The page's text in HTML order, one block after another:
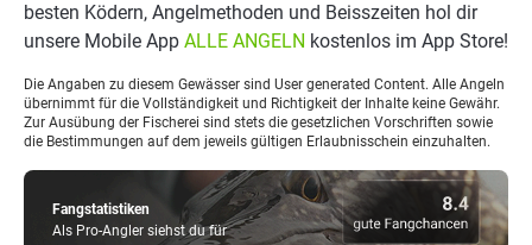
Fangstatistiken
Als Pro-Angler siehst du für
besten Ködern, Angelmethoden und Beisszeiten hol dir
unsere Mobile App ALLE ANGELN kostenlos im App Store!
Die Angaben zu diesem Gewässer sind User generated Content. Alle Angeln
übernimmt für die Vollständigkeit und Richtigkeit der Inhalte keine Gewähr.
Zur Ausübung der Fischerei sind stets die gesetzlichen Vorschriften sowie
die Bestimmungen auf dem jeweils gültigen Erlaubnisschein einzuhalten.